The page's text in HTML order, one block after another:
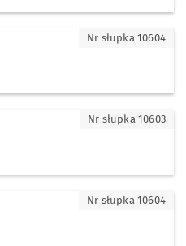
Nr słupka 10604
Nr słupka 10603
Nr słupka 10604